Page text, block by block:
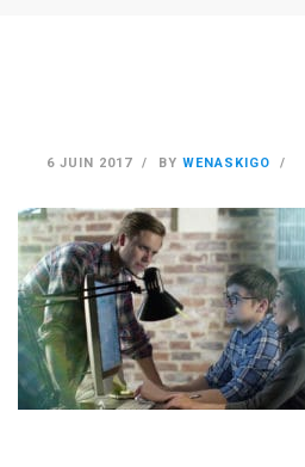
6 JUIN 2017 BY WENASKIGO